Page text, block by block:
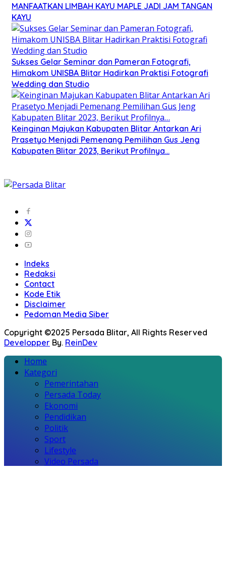
MANFAATKAN LIMBAH KAYU MAPLE JADI JAM TANGAN
KAYU
Sukses Gelar Seminar dan Pameran Fotografi,
Himakom UNISBA Blitar Hadirkan Praktisi Fotografi
Wedding dan Studio
Keinginan Majukan Kabupaten Blitar Antarkan Ari
Prasetyo Menjadi Pemenang Pemilihan Gus Jeng
Kabupaten Blitar 2023, Berikut Profilnya…
Indeks
Redaksi
Contact
Kode Etik
Disclaimer
Pedoman Media Siber
Copyright ©2025 Persada Blitar, All Rights Reserved
Developper By. ReinDev
Home
Kategori
Pemerintahan
Persada Today
Ekonomi
Pendidikan
Politik
Sport
Lifestyle
Video Persada